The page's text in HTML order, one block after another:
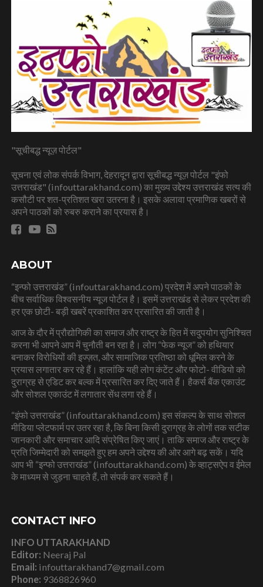
"सूचीबद्ध न्यूज़ पोर्टल"
सूचना एवं लोक संपर्क विभाग, देहरादून द्वारा सूचीबद्ध न्यूज़ पोर्टल "इंफो
उत्तराखंड" (infouttarakhand.com) का मुख्य उद्देश्य उत्तराखंड सत्य की
कसौटी पर शत-प्रतिशत खरा उतरना है। इसके अलावा प्रमाणिक खबरों से
अपने पाठकों को रुबरु कराने का प्रयास है।
ABOUT
“इन्फो उत्तराखंड” (infouttarakhand.com) प्रदेश में अपने पाठकों के
बीच सर्वाधिक विश्वसनीय न्यूज पोर्टल है। इसमें उत्तराखंड से लेकर प्रदेश की
हर एक छोटी- बड़ी खबरें प्रकाशित कर प्रसारित की जाती है।
आज के दौर में प्रौद्योगिकी का समाज और राष्ट्र के हित में सदुपयोग सुनिश्चित
करना भी आपने आप में चुनौती बन रहा है। लोग “फेक न्यूज” को हथियार
बनाकर विरोधियों की इज्ज़त, और सामाजिक प्रतिष्ठा को धूमिल करने के
प्रयास लगातार कर रहे हैं। हालांकि यही लोग कंटेंट और फोटो- वीडियो को
दुराग्रह से एडिट कर बल्क में प्रसारित कर दिए जाते हैं। हैकर्स बैंक एकाउंट
और सोशल एकाउंट में लगातार सेंध लगा रहे हैं।
“इंफो उत्तराखंड” (infouttarakhand.com) इस संकल्प के साथ सोशल
मीडिया प्लेटफार्म पर उतर रहा है, कि बिना किसी दुराग्रह के लोगों तक सटीक
जानकारी और समाचार आदि संप्रेषित किए जाएं। ताकि समाज और राष्ट्र के
प्रति जिम्मेदारी को समझते हुए हम अपने उद्देश्य की ओर आगे बढ़ सकें। यदि
आप भी “इन्फो उत्तराखंड” (infouttarakhand.com) के व्हाट्सऐप व ईमेल
के माध्यम से जुड़ना चाहते हैं, तो संपर्क कर सकते हैं।
CONTACT INFO
INFO UTTARAKHAND
Editor: Neeraj Pal
Email: infouttarakhand7@gmail.com
Phone: 9368826960